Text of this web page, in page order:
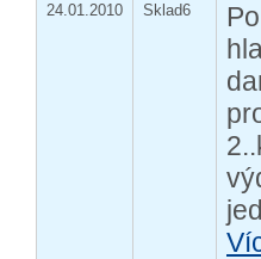
24.01.2010 Sklad6